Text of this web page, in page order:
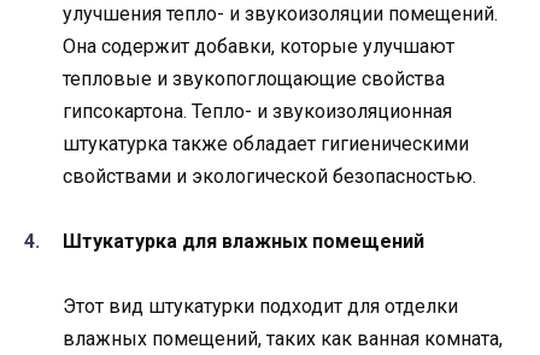
улучшения тепло- и звукоизоляции помещений.
Она содержит добавки, которые улучшают
тепловые и звукопоглощающие свойства
гипсокартона. Тепло- и звукоизоляционная
штукатурка также обладает гигиеническими
свойствами и экологической безопасностью.
Штукатурка для влажных помещений
Этот вид штукатурки подходит для отделки
влажных помещений, таких как ванная комната,